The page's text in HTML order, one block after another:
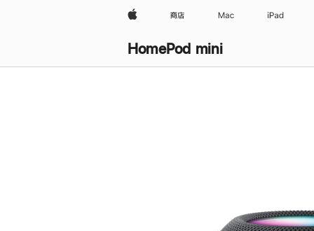
Apple 商店 Mac iPad
HomePod mini